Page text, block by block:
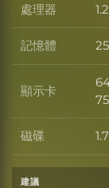
處理器
記憶體
顯示卡
磁碟
建議